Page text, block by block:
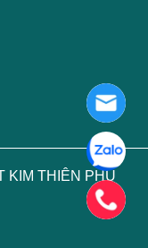
KIM THIÊN PHÚ